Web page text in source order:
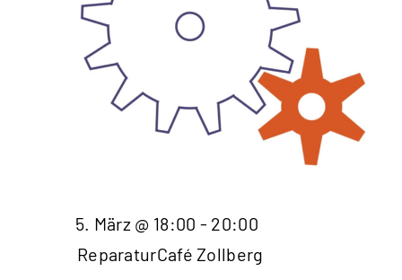
5. März @ 18:00 - 20:00
ReparaturCafé Zollberg